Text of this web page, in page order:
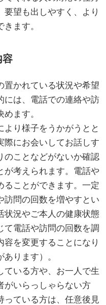
要望も出しやすく、より
ます。
容
置かれている状況や希望
には、電話での連絡や訪
ます。
り様子をうかがうとと
際にお会いしてお話しす
のことなどがないか確認
が考えられます。電話や
ることができます。一定
訪問の回数を増やすとい
状況やご本人の健康状態
て電話や訪問の回数を調
を変更することになり
ります）。
ている方や、お一人で生
がいらっしゃらない方
っている方は、任意後見